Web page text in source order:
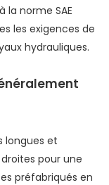
norme SAE
les exigences de
hydrauliques.
longues et
pour une
préfabriqués en